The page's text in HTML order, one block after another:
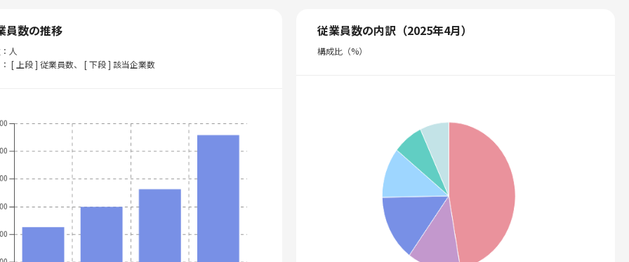
員数の推移
人
[ 上段 ] 従業員数、 [ 下段 ] 該当企業数
従業員数の内訳（2025年4月）
構成比（%）